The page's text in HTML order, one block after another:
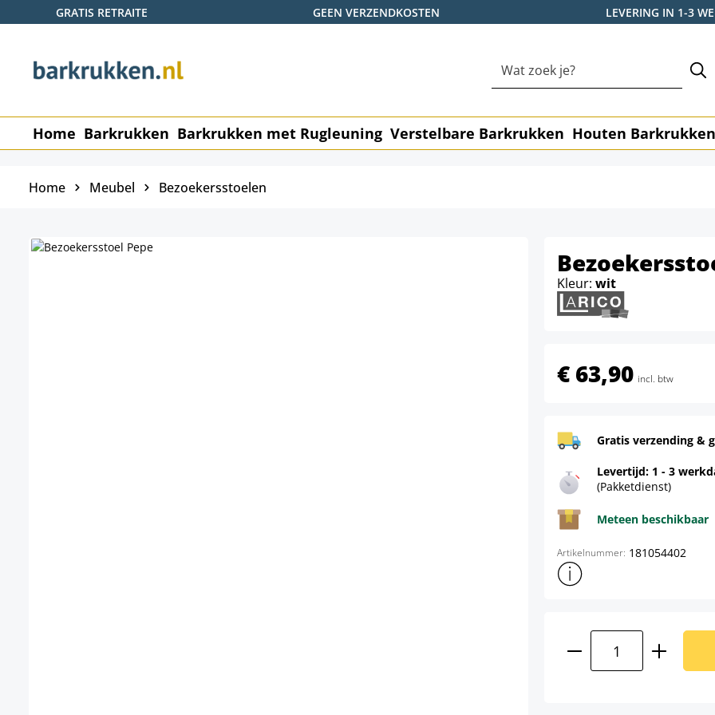
de hoofdinhoud
Ga naar de zoekopdracht
Ga naar de hoofdnavigatie
GRATIS RETRAITE GEEN VERZENDKOSTEN LEVERING IN 1-3
Home Barkrukken Barkrukken met Rugleuning Verstelbare Barkrukken Houten Barkrukken
Home Meubel Bezoekersstoelen
Kleur: wit
€ 63,90 incl. btw
Gratis verzending &
Levertijd: 1 - 3
(Pakketdienst)
Meteen beschikbaar
Artikelnummer: 181054402
Toon meer productinformatie